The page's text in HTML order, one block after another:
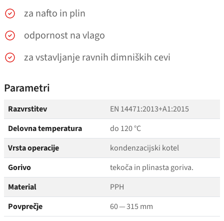
za nafto in plin
odpornost na vlago
za vstavljanje ravnih dimniških cevi
Parametri
Razvrstitev
EN 14471:2013+A1:2015
Delovna temperatura
do 120 °C
Vrsta operacije
kondenzacijski kotel
Gorivo
tekoča in plinasta goriva.
Material
PPH
Povprečje
60 — 315 mm